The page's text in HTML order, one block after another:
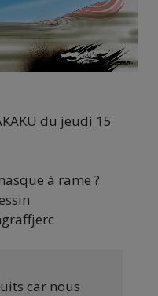
du jeudi 15
à rame ?
car nous